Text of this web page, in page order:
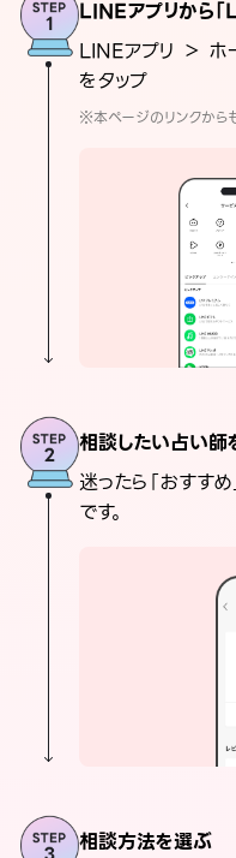
LINEアプリから「
LINEアプリ ＞
をタップ
※本ページのリンクから
相談したい占い師
迷ったら「おすす
です。
相談方法を選ぶ